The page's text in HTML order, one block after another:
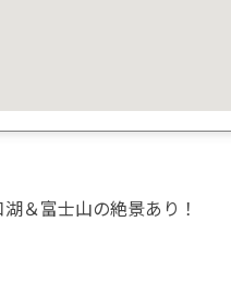
＆富士山の絶景あり！